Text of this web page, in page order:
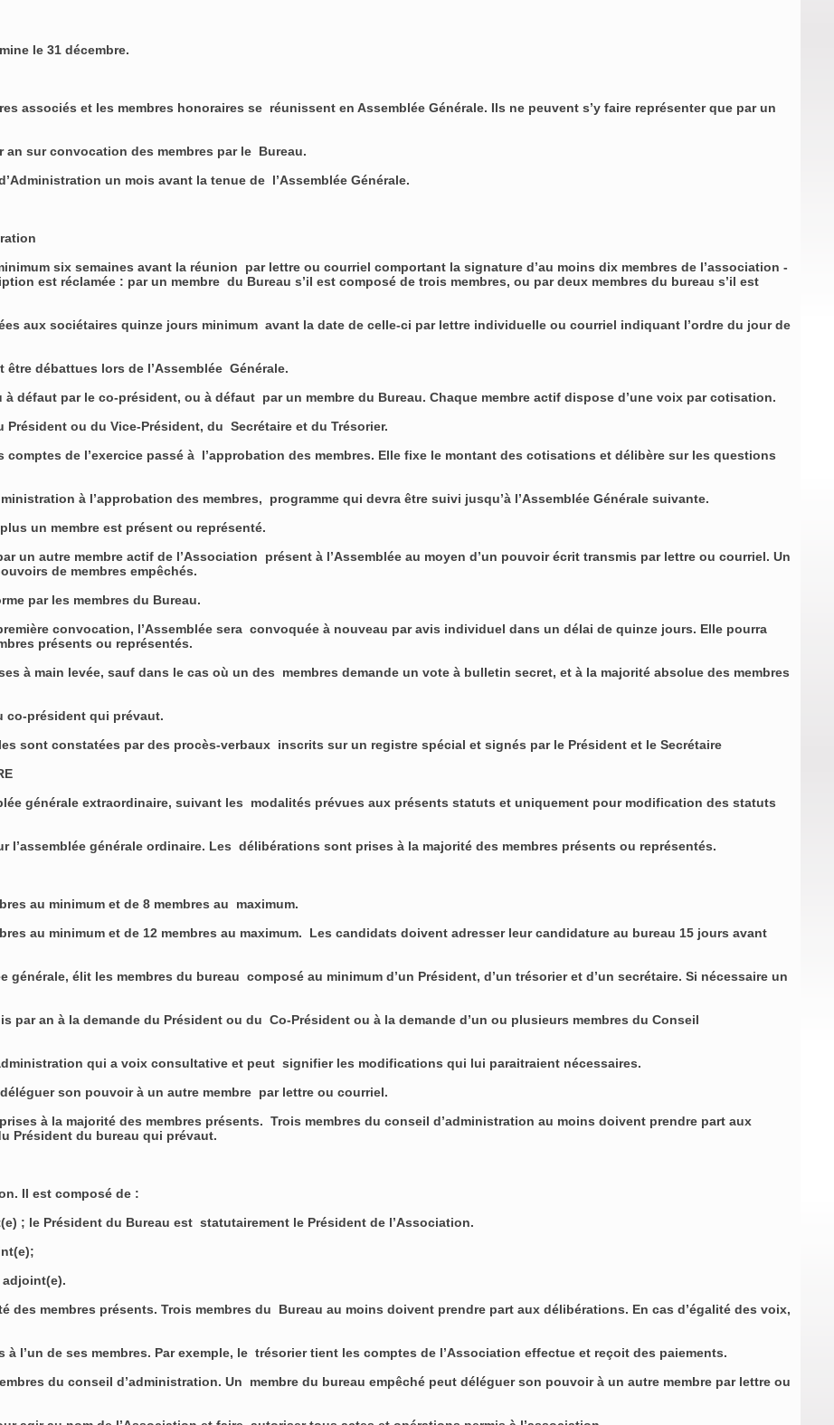
le 31 décembre.
associés et les membres honoraires se réunissent en Assemblée Générale. Ils ne peuvent s’y faire représenter que par un
an sur convocation des membres par le Bureau.
un mois avant la tenue de l’Assemblée Générale.
six semaines avant la réunion par lettre ou courriel comportant la signature d’au moins dix membres de l’association -
est réclamée : par un membre du Bureau s’il est composé de trois membres, ou par deux membres du bureau s’il est
aux sociétaires quinze jours minimum avant la date de celle-ci par lettre individuelle ou courriel indiquant l’ordre du jour de
débattues lors de l’Assemblée Générale.
à défaut par le co-président, ou à défaut par un membre du Bureau. Chaque membre actif dispose d’une voix par cotisation.
Président ou du Vice-Président, du Secrétaire et du Trésorier.
de l’exercice passé à l’approbation des membres. Elle fixe le montant des cotisations et délibère sur les questions
à l’approbation des membres, programme qui devra être suivi jusqu’à l’Assemblée Générale suivante.
un membre est présent ou représenté.
un autre membre actif de l’Association présent à l’Assemblée au moyen d’un pouvoir écrit transmis par lettre ou courriel. Un
de membres empêchés.
par les membres du Bureau.
convocation, l’Assemblée sera convoquée à nouveau par avis individuel dans un délai de quinze jours. Elle pourra
présents ou représentés.
à main levée, sauf dans le cas où un des membres demande un vote à bulletin secret, et à la majorité absolue des membres
co-président qui prévaut.
sont constatées par des procès-verbaux inscrits sur un registre spécial et signés par le Président et le Secrétaire
générale extraordinaire, suivant les modalités prévues aux présents statuts et uniquement pour modification des statuts
générale ordinaire. Les délibérations sont prises à la majorité des membres présents ou représentés.
au minimum et de 8 membres au maximum.
au minimum et de 12 membres au maximum. Les candidats doivent adresser leur candidature au bureau 15 jours avant
générale, élit les membres du bureau composé au minimum d’un Président, d’un trésorier et d’un secrétaire. Si nécessaire un
par an à la demande du Président ou du Co-Président ou à la demande d’un ou plusieurs membres du Conseil
qui a voix consultative et peut signifier les modifications qui lui paraitraient nécessaires.
son pouvoir à un autre membre par lettre ou courriel.
à la majorité des membres présents. Trois membres du conseil d’administration au moins doivent prendre part aux
Président du bureau qui prévaut.
Il est composé de :
; le Président du Bureau est statutairement le Président de l’Association.
adjoint(e).
des membres présents. Trois membres du Bureau au moins doivent prendre part aux délibérations. En cas d’égalité des voix,
l’un de ses membres. Par exemple, le trésorier tient les comptes de l’Association effectue et reçoit des paiements.
du conseil d’administration. Un membre du bureau empêché peut déléguer son pouvoir à un autre membre par lettre ou